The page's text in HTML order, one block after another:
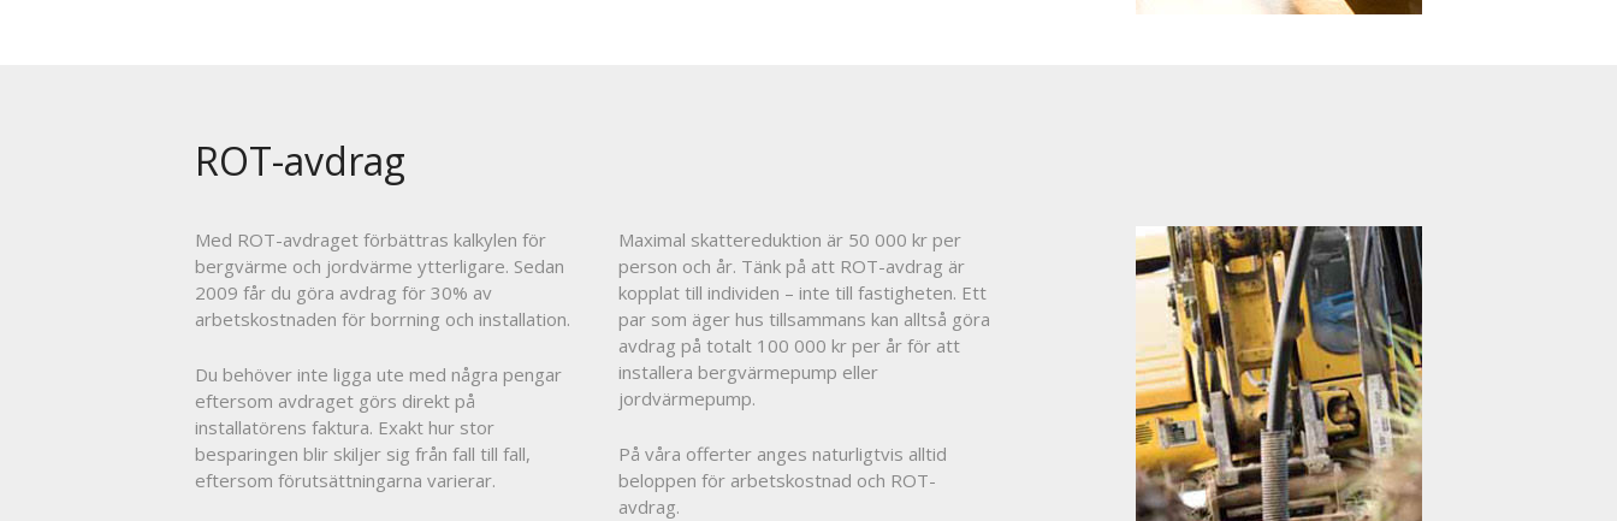
ROT-avdrag
Med ROT-avdraget förbättras kalkylen för
bergvärme och jordvärme ytterligare. Sedan
2009 får du göra avdrag för 30% av
arbetskostnaden för borrning och installation.
Du behöver inte ligga ute med några pengar
eftersom avdraget görs direkt på
installatörens faktura. Exakt hur stor
besparingen blir skiljer sig från fall till fall,
eftersom förutsättningarna varierar.
Maximal skattereduktion är 50 000 kr per
person och år. Tänk på att ROT-avdrag är
kopplat till individen – inte till fastigheten. Ett
par som äger hus tillsammans kan alltså göra
avdrag på totalt 100 000 kr per år för att
installera bergvärmepump eller
jordvärmepump.
På våra offerter anges naturligtvis alltid
beloppen för arbetskostnad och ROT-
avdrag.